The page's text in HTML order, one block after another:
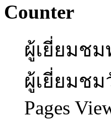
Counter
ผู้เยี่ยมช
ผู้เยี่ยมช
Pages